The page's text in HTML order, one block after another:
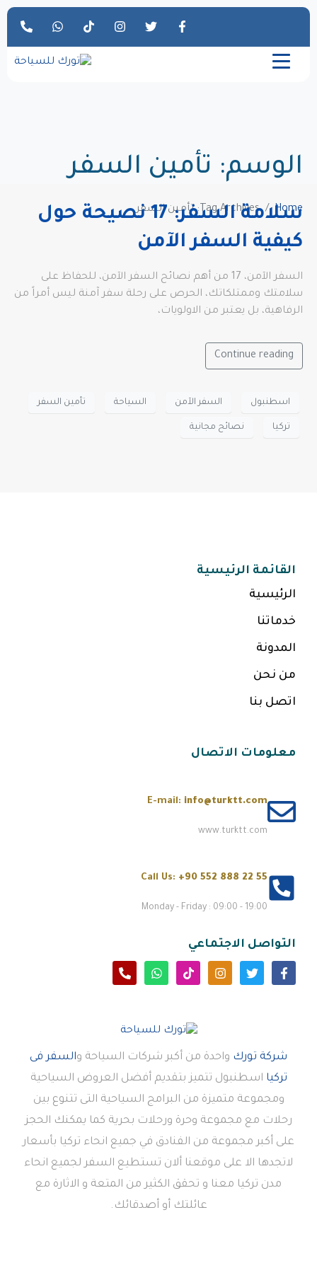
الوسم: تأمين السفر
Home Tag Archives: تأمين السفر
سلامة السفر: 17 نصيحة حول
كيفية السفر الآمن
السفر الآمن، 17 من أهم نصائح السفر الآمن، للحفاظ على
سلامتك وممتلكاتك، الحرص على رحلة سفر آمنة ليس أمراً من
الرفاهية، بل يعتبر من الاولويات،
Continue reading
اسطنبول السفر الآمن السياحة تأمين السفر
تركيا نصائح مجانية
القائمة الرئيسية
الرئيسية
خدماتنا
المدونة
من نحن
اتصل بنا
معلومات الاتصال
E-mail: info@turktt.com
www.turktt.com
Call Us: +90 552 888 22 55
Monday - Friday : 09:00 - 19:00
التواصل الاجتماعي
شركة تورك واحدة من أكبر شركات السياحة والسفر فى
تركيا اسطنبول تتميز بتقديم أفضل العروض السياحية
ومجموعة متميزة من البرامج السياحية التى تتنوع بين
رحلات مع مجموعة وحرة ورحلات بحرية كما يمكنك الحجز
على أكبر مجموعة من الفنادق في جميع انحاء تركيا بأسعار
لاتجدها الا على موقعنا ألان تستطيع السفر لجميع انحاء
مدن تركيا معنا و تحقق الكثير من المتعة و الاثارة مع
عائلتك أو أصدقائك.